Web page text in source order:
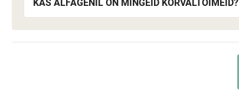
KAS ALFAGENIL ON MINGEID KÕRVALTOIMEID?